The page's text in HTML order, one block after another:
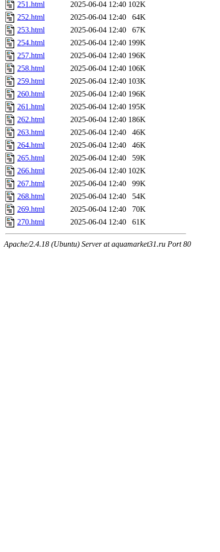
251.html
2025-06-04 12:40 102K
252.html
2025-06-04 12:40
64K
253.html
2025-06-04 12:40
67K
254.html
2025-06-04 12:40 199K
257.html
2025-06-04 12:40 196K
258.html
2025-06-04 12:40 106K
259.html
2025-06-04 12:40 103K
260.html
2025-06-04 12:40 196K
261.html
2025-06-04 12:40 195K
262.html
2025-06-04 12:40 186K
263.html
2025-06-04 12:40
46K
264.html
2025-06-04 12:40
46K
265.html
2025-06-04 12:40
59K
266.html
2025-06-04 12:40 102K
267.html
2025-06-04 12:40
99K
268.html
2025-06-04 12:40
54K
269.html
2025-06-04 12:40
70K
270.html
2025-06-04 12:40 61K
Apache/2.4.18 (Ubuntu) Server at aquamarket31.ru Port 80